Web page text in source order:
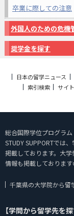
卒業に際しての注意
外国人のための危機
奨学金を探す
日本の留学ニュース
索引検索
サイ
総合国際学位プログラ
STUDY SUPPORTでは
掲載しております。大
情報も掲載しております
千葉県の大学院から留
【学問から留学先を探